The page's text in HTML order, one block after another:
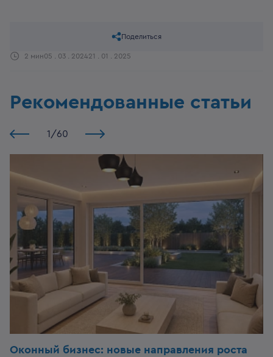
2 мин05 . 03 . 202421 . 01 . 2025
Поделиться
Рекомендованные статьи
1 /60
Оконный бизнес: новые направления роста